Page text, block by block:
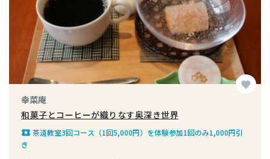
favorite
幸菜庵
和菓子とコーヒーが織りなす奥深き世界
local_play 茶道教室3回コース（1回5,000円）を体験参加1回のみ1,000円引
き